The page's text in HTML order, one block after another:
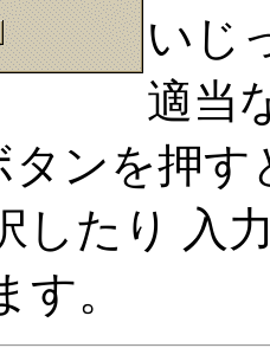
いじ
適当
タンを押
したり 入
す。